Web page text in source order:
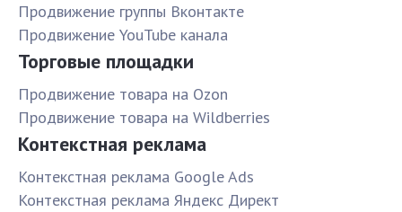
Продвижение группы Вконтакте
Продвижение YouTube канала
Торговые площадки
Продвижение товара на Ozon
Продвижение товара на Wildberries
Контекстная реклама
Контекстная реклама Google Ads
Контекстная реклама Яндекс Директ